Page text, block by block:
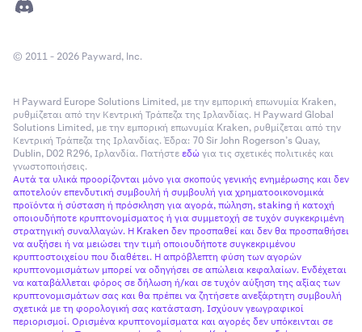
© 2011 - 2026 Payward, Inc.
Η Payward Europe Solutions Limited, με την εμπορική επωνυμία Kraken,
ρυθμίζεται από την Κεντρική Τράπεζα της Ιρλανδίας. Η Payward Global
Solutions Limited, με την εμπορική επωνυμία Kraken, ρυθμίζεται από την
Κεντρική Τράπεζα της Ιρλανδίας. Έδρα: 70 Sir John Rogerson’s Quay,
Dublin, D02 R296, Ιρλανδία. Πατήστεεδώγια τις σχετικές πολιτικές και
γνωστοποιήσεις.
Αυτά τα υλικά προορίζονται μόνο για σκοπούς γενικής ενημέρωσης και δεν
αποτελούν επενδυτική συμβουλή ή συμβουλή για χρηματοοικονομικά
προϊόντα ή σύσταση ή πρόσκληση για αγορά, πώληση, staking ή κατοχή
οποιουδήποτε κρυπτονομίσματος ή για συμμετοχή σε τυχόν συγκεκριμένη
στρατηγική συναλλαγών. Η Kraken δεν προσπαθεί και δεν θα προσπαθήσει
να αυξήσει ή να μειώσει την τιμή οποιουδήποτε συγκεκριμένου
κρυπτοστοιχείου που διαθέτει. Η απρόβλεπτη φύση των αγορών
κρυπτονομισμάτων μπορεί να οδηγήσει σε απώλεια κεφαλαίων. Ενδέχεται
να καταβάλλεται φόρος σε δήλωση ή/και σε τυχόν αύξηση της αξίας των
κρυπτονομισμάτων σας και θα πρέπει να ζητήσετε ανεξάρτητη συμβουλή
σχετικά με τη φορολογική σας κατάσταση. Ισχύουν γεωγραφικοί
περιορισμοί. Ορισμένα κρυπτονομίσματα και αγορές δεν υπόκεινται σε